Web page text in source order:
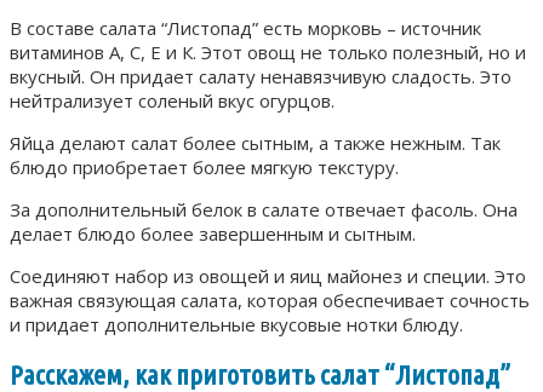
В составе салата “Листопад” есть морковь – источник
витаминов А, С, Е и К. Этот овощ не только полезный, но и
вкусный. Он придает салату ненавязчивую сладость. Это
нейтрализует соленый вкус огурцов.
Яйца делают салат более сытным, а также нежным. Так
блюдо приобретает более мягкую текстуру.
За дополнительный белок в салате отвечает фасоль. Она
делает блюдо более завершенным и сытным.
Соединяют набор из овощей и яиц майонез и специи. Это
важная связующая салата, которая обеспечивает сочность
и придает дополнительные вкусовые нотки блюду.
Расскажем, как приготовить салат “Листопад”